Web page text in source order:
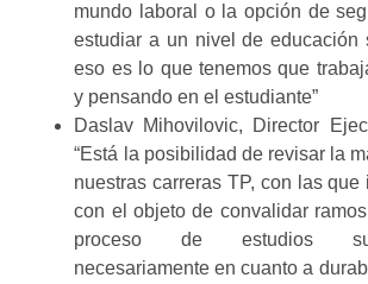
mundo laboral o la opción de
estudiar a un nivel de educación
eso es lo que tenemos que
y pensando en el estudiante”
Daslav Mihovilovic, Director
“Está la posibilidad de revisar la
nuestras carreras TP, con las que
con el objeto de convalidar
proceso de estudios
necesariamente en cuanto a